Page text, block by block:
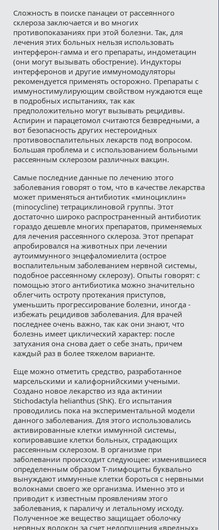
Сложность в поиске панацеи от рассеянного
склероза заключается и во многих
противопоказаниях при этой болезни. Так, для
лечения этих больных нельзя использовать
интерферон-гамма и его препараты, индометацин
(они могут вызывать обострение). Индукторы
интерферонов и другие иммуномодуляторы
рекомендуется применять осторожно. Препараты с
иммуностимулирующим свойством нуждаются еще
в подробных испытаниях, так как
предположительно могут вызывать рецидивы.
Аспирин и парацетомол считаются безвредными, а
вот безопасность других нестероидных
противовоспалительных лекарств под вопросом.
Большая проблема и с использованием больными
рассеянным склерозом различных вакцин.
Самые последние данные по лечению этого
заболевания говорят о том, что в качестве лекарства
может применяться антибиотик «миноциклин»
(minocycline) тетрациклиновой группы. Этот
достаточно широко распространенный антибиотик
гораздо дешевле многих препаратов, применяемых
для лечения рассеянного склероза. Этот препарат
апробировался на животных при лечении
аутоиммунного энцефаломиелита (острое
воспалительным заболеванием нервной системы,
подобное рассеянному склерозу). Опыты говорят: с
помощью этого антибиотика можно значительно
облегчить остроту протекания приступов,
уменьшить прогрессирование болезни, иногда -
избежать рецидивов заболевания. Для врачей
последнее очень важно, так как они знают, что
болезнь имеет циклический характер: после
затухания она снова дает о себе знать, причем
каждый раз в более тяжелом варианте.
Еще можно отметить средство, разработанное
марсельскими и калифорнийскими учеными.
Создано новое лекарство из яда актинии
Stichodactyla helianthus (ShK). Его испытания
проводились пока на экспериментальной модели
данного заболевания. Для этого использовались
активированные клетки иммунной системы,
копировавшие клетки больных, страдающих
рассеянным склерозом. В организме при
заболевании происходит следующее: изменившиеся
определенным образом Т-лимфоциты буквально
вынуждают иммунные клетки бороться с нервными
волокнами своего же организма. Именно это и
приводит к известным проявлениям этого
заболевания, к параличу и летальному исходу.
Полученное же вещество защищает оболочку
нервных волокон за счет недопущения «вредных»